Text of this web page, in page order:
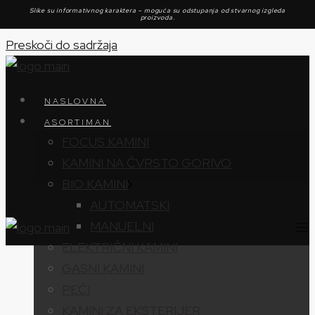
Preskoči do sadržaja
NASLOVNA
ASORTIMAN
FOCUS KAMINI
KAMINI NA ČVRSTO GORIVO
BIO KAMINI
AUTOMATSKI
MANUELNI
ELEKTRIČNI KAMINI
Slike su informativnog karaktera – moguća su odstupanja od stvarnog izgleda
proizvoda.